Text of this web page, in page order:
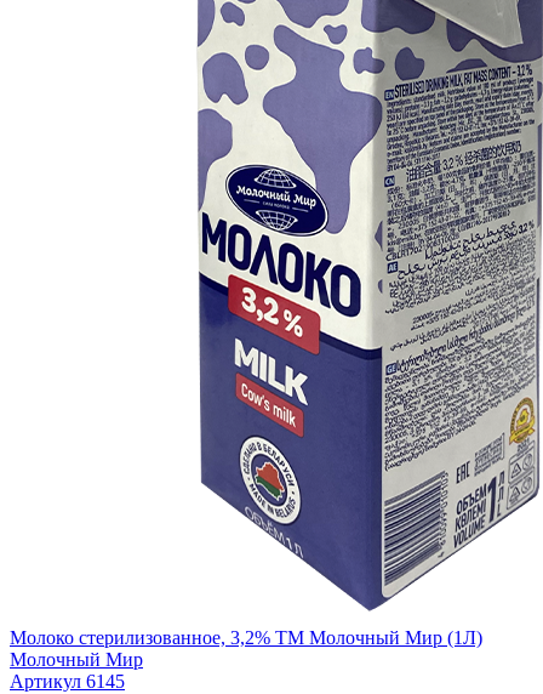
Молоко стерилизованное, 3,2% ТМ Молочный Мир (1Л)
Молочный Мир
Артикул 6145